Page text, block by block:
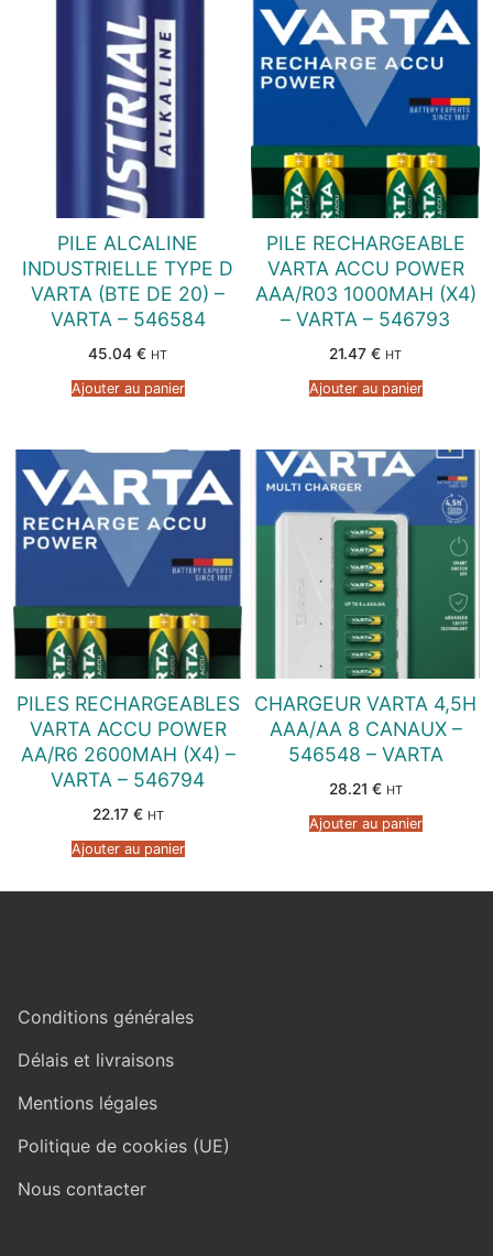
PILE ALCALINE
INDUSTRIELLE TYPE D
VARTA (BTE DE 20) –
VARTA – 546584
45.04 € HT
Ajouter au panier
PILE RECHARGEABLE
VARTA ACCU POWER
AAA/R03 1000MAH (X4)
– VARTA – 546793
21.47 € HT
Ajouter au panier
PILES RECHARGEABLES
VARTA ACCU POWER
AA/R6 2600MAH (X4) –
VARTA – 546794
22.17 € HT
Ajouter au panier
CHARGEUR VARTA 4,5H
AAA/AA 8 CANAUX –
546548 – VARTA
28.21 € HT
Ajouter au panier
Conditions générales
Délais et livraisons
Mentions légales
Politique de cookies (UE)
Nous contacter